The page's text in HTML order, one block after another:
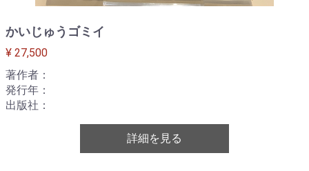
かいじゅうゴミイ
¥ 27,500
著作者：
発行年：
出版社：
詳細を見る